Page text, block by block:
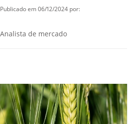
em 06/12/2024 por:
de mercado